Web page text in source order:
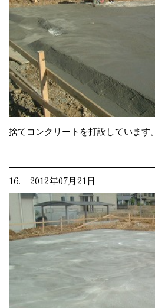
捨てコンクリートを打設しています。
16. 2012年07月21日